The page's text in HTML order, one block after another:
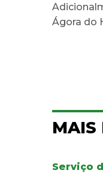
Ágora do
MAIS
Serviço